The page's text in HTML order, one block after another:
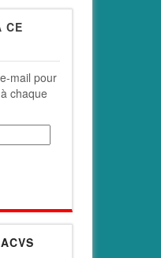
CE
mail pour
chaque